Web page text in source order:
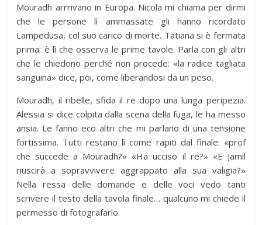
Mouradh arrrivano in Europa. Nicola mi chiama per dirmi
che le persone lì ammassate gli hanno ricordato
Lampedusa, col suo carico di morte. Tatiana si è fermata
prima: è lì che osserva le prime tavole. Parla con gli altri
che le chiedono perché non procede: «la radice tagliata
sanguina» dice, poi, come liberandosi da un peso.
Mouradh, il ribelle, sfida il re dopo una lunga peripezia.
Alessia si dice colpita dalla scena della fuga, le ha messo
ansia. Le fanno eco altri che mi parlano di una tensione
fortissima. Tutti restano lì come rapiti dal finale: «prof
che succede a Mouradh?» «Ha ucciso il re?» «E Jamil
riuscirà a sopravvivere aggrappato alla sua valigia?»
Nella ressa delle domande e delle voci vedo tanti
scrivere il testo della tavola finale… qualcuno mi chiede il
permesso di fotografarlo.